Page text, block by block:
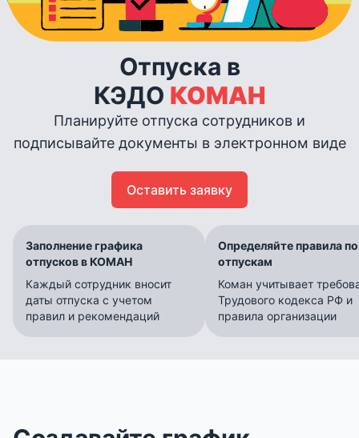
Отпуска в
КЭДО КОМАН
Планируйте отпуска сотрудников и
подписывайте документы в электронном виде
Оставить заявку
Заполнение графика
отпусков в КОМАН
Каждый сотрудник вносит
даты отпуска с учетом
правил и рекомендаций
Определяйте правила по
отпускам
Коман учитывает
Трудового кодекса РФ и
правила организации